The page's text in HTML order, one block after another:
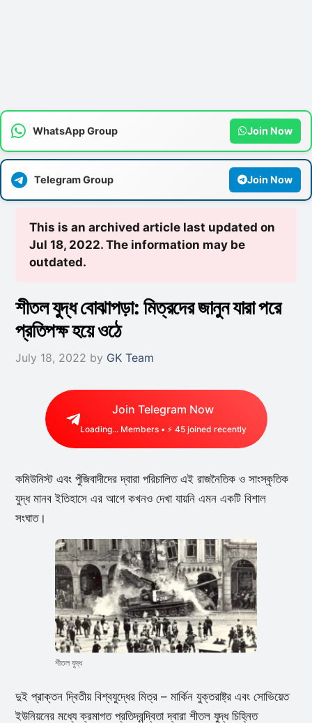
WhatsApp Group Join Now
Telegram Group Join Now
This is an archived article last updated on
Jul 18, 2022. The information may be
outdated.
শীতল যুদ্ধ বোঝাপড়া: মিত্রদের জানুন যারা পরে
প্রতিপক্ষ হয়ে ওঠে
July 18, 2022 by GK Team
Join Telegram Now
Loading...Members • ⚡ 45joined recently
কমিউনিস্ট এবং পুঁজিবাদীদের দ্বারা পরিচালিত এই রাজনৈতিক ও সাংস্কৃতিক
যুদ্ধ মানব ইতিহাসে এর আগে কখনও দেখা যায়নি এমন একটি বিশাল
সংঘাত।
শীতল যুদ্ধ
দুই প্রাক্তন দ্বিতীয় বিশ্বযুদ্ধের মিত্র – মার্কিন যুক্তরাষ্ট্র এবং সোভিয়েত
ইউনিয়নের মধ্যে ক্রমাগত প্রতিদ্বন্দ্বিতা দ্বারা শীতল যুদ্ধ চিহ্নিত